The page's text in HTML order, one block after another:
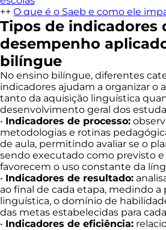
++ O que é o Saeb e como ele
Tipos de indicadores
desempenho
bilíngue
No ensino bilíngue, diferentes
indicadores ajudam a organizar o
tanto da aquisição linguística
desenvolvimento geral dos
• Indicadores de processo:
metodologias e rotinas
de aula, permitindo avaliar se o
sendo executado como previsto e
favorecem o uso constante da
• Indicadores de resultado:
ao final de cada etapa, medindo a
linguística, o domínio de
das metas estabelecidas para
• Indicadores de eficiência: